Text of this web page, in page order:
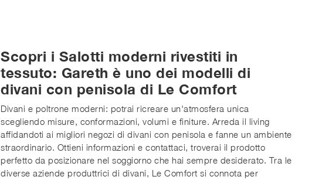
Scopri i Salotti moderni rivestiti in
tessuto: Gareth è uno dei modelli di
divani con penisola di Le Comfort
Divani e poltrone moderni: potrai ricreare un'atmosfera unica
scegliendo misure, conformazioni, volumi e finiture. Arreda il living
affidandoti ai migliori negozi di divani con penisola e fanne un ambiente
straordinario. Ottieni informazioni e contattaci, troverai il prodotto
perfetto da posizionare nel soggiorno che hai sempre desiderato. Tra le
diverse aziende produttrici di divani, Le Comfort si connota per